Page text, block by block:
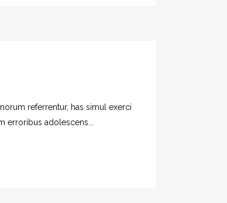
referrentur, has simul exerci
erroribus adolescens...